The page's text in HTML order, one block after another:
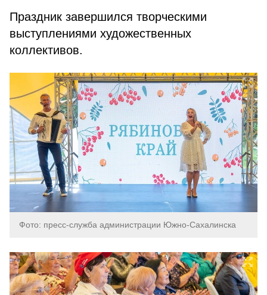
Праздник завершился творческими
выступлениями художественных
коллективов.
Фото: пресс-служба администрации Южно-Сахалинска